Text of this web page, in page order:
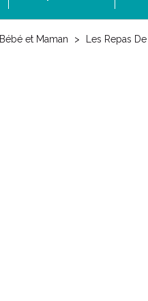
Bébé et Maman Les Repas